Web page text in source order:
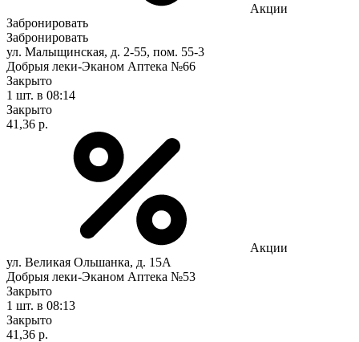
Акции
Забронировать
Забронировать
ул. Малыщинская, д. 2-55, пом. 55-3
Добрыя леки-Эканом Аптека №66
Закрыто
1 шт. в 08:14
Закрыто
41,36 р.
Акции
ул. Великая Ольшанка, д. 15А
Добрыя леки-Эканом Аптека №53
Закрыто
1 шт. в 08:13
Закрыто
41,36 р.